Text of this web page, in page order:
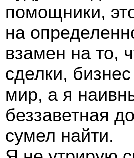
помощники,
на
взамен на то,
сделки,
мир, а я
беззаветная
сумел найти.